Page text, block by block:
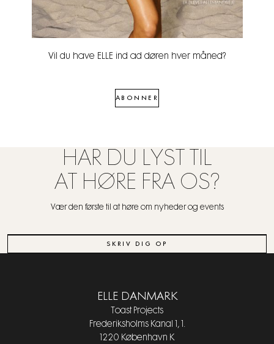
Vil du have ELLE ind ad døren hver måned?
ABONNER
HAR DU LYST TIL
AT HØRE FRA OS?
Vær den første til at høre om nyheder og events
SKRIV DIG OP
ELLE DANMARK
Toast Projects
Frederiksholms Kanal 1, 1.
1220 København K